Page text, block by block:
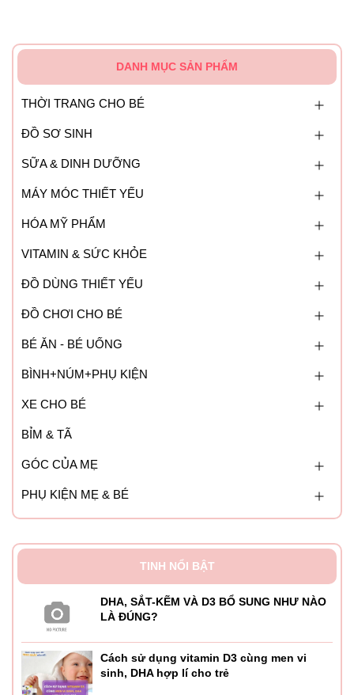
DANH MỤC SẢN PHẨM
THỜI TRANG CHO BÉ
ĐỒ SƠ SINH
SỮA & DINH DƯỠNG
MÁY MÓC THIẾT YẾU
HÓA MỸ PHẨM
VITAMIN & SỨC KHỎE
ĐỒ DÙNG THIẾT YẾU
ĐỒ CHƠI CHO BÉ
BÉ ĂN - BÉ UỐNG
BÌNH+NÚM+PHỤ KIỆN
XE CHO BÉ
BỈM & TÃ
GÓC CỦA MẸ
PHỤ KIỆN MẸ & BÉ
TINH NỔI BẬT
DHA, SẮT-KẼM VÀ D3 BỔ SUNG NHƯ NÀO
LÀ ĐÚNG?
Cách sử dụng vitamin D3 cùng men vi
sinh, DHA hợp lí cho trẻ